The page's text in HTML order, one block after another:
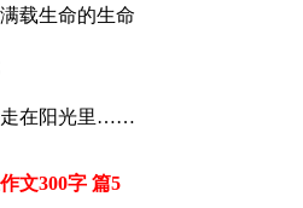
载生命的生命
在阳光里……
文300字 篇5